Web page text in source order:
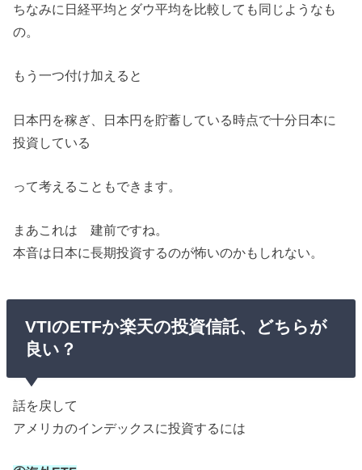
ちなみに日経平均とダウ平均を比較しても同じようなも
の。
もう一つ付け加えると
日本円を稼ぎ、日本円を貯蓄している時点で十分日本に
投資している
って考えることもできます。
まあこれは 建前ですね。
本音は日本に長期投資するのが怖いのかもしれない。
VTIのETFか楽天の投資信託、どちらが
良い？
話を戻して
アメリカのインデックスに投資するには